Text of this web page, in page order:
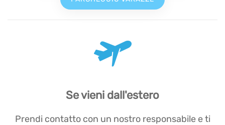
Se vieni dall'estero
Prendi contatto con un nostro responsabile e ti